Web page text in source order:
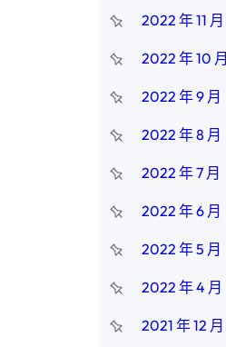
2022 年 11 月
2022 年 10 月
2022 年 9 月
2022 年 8 月
2022 年 7 月
2022 年 6 月
2022 年 5 月
2022 年 4 月
2021 年 12 月